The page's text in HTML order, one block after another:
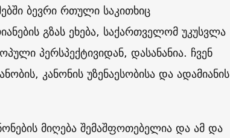
ბევრი რთული საკითხიც
გზას ეხება, საქართველომ უკუსვლა
პერსპექტივიდან, დასანანია. ჩვენ
კანონის უზენაესობისა და ადამიანის
მიღება შემაშფოთებელია და ამ და